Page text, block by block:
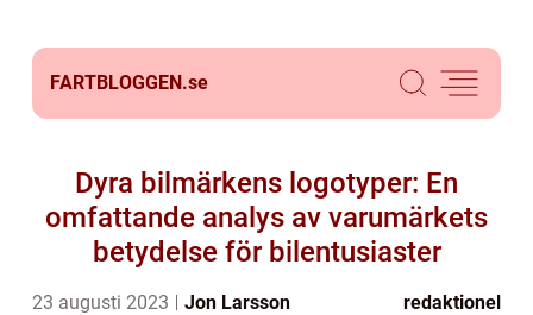
FARTBLOGGEN.se
Dyra bilmärkens logotyper: En
omfattande analys av varumärkets
betydelse för bilentusiaster
23 augusti 2023 Jon Larsson redaktionel